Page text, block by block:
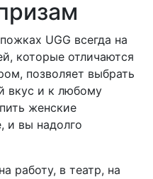
UGG всегда на
которые отличаются
позволяет выбрать
вкус и к любому
женские
и вы надолго
работу, в театр, на